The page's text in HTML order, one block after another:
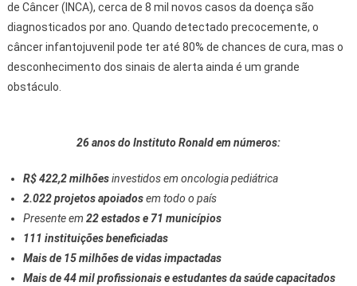
de Câncer (INCA), cerca de 8 mil novos casos da doença são
diagnosticados por ano. Quando detectado precocemente, o
câncer infantojuvenil pode ter até 80% de chances de cura, mas o
desconhecimento dos sinais de alerta ainda é um grande
obstáculo.
26 anos do Instituto Ronald em números:
R$ 422,2 milhõesinvestidos em oncologia pediátrica
2.022 projetos apoiadosem todo o país
Presente em 22 estados e 71 municípios
111 instituições beneficiadas
Mais de 15 milhões de vidas impactadas
Mais de 44 mil profissionais e estudantes da saúde capacitados